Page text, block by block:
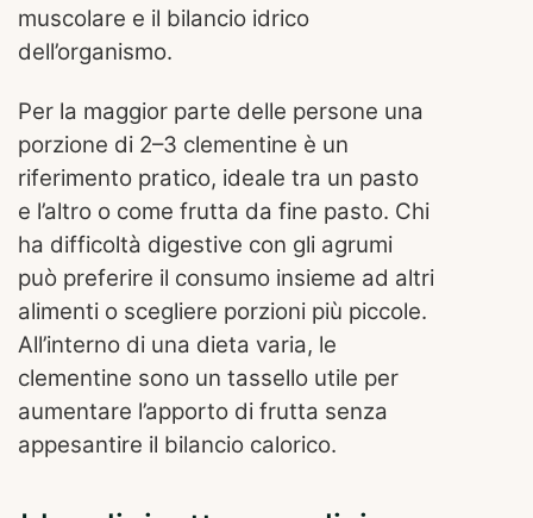
muscolare e il bilancio idrico
dell’organismo.
Per la maggior parte delle persone una
porzione di 2–3 clementine è un
riferimento pratico, ideale tra un pasto
e l’altro o come frutta da fine pasto. Chi
ha difficoltà digestive con gli agrumi
può preferire il consumo insieme ad altri
alimenti o scegliere porzioni più piccole.
All’interno di una dieta varia, le
clementine sono un tassello utile per
aumentare l’apporto di frutta senza
appesantire il bilancio calorico.